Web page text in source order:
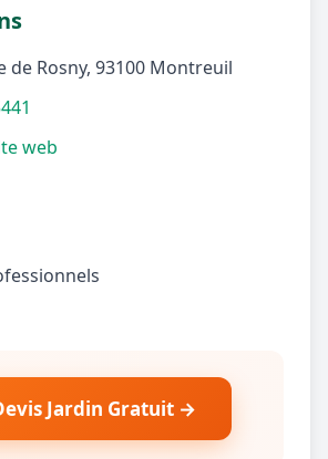
de Rosny, 93100 Montreuil
web
Jardin Gratuit →